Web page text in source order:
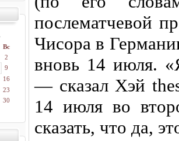
Вс
2
9
16
23
30
послематчевой
Чисора в
вновь 14 июля.
— сказал Хэй
14 июля во
сказать, что да,